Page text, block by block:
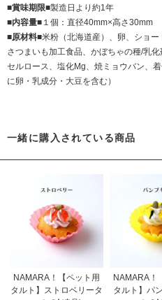
■賞味期限■製造日より約1年
■内容量■ １個：直径40mm×高さ30mm
■原材料■米粉（北海道産）、卵、ショー
さつまいも加工食品、かぼちゃの種/乳
セルロース、塩化Mg、焼ミョウバン、
に卵・乳成分・大豆を含む）
一緒に購入されている商品
NAMARA！【ペット用
タルト】ストロベリータ
NAMARA！
タルト】パ